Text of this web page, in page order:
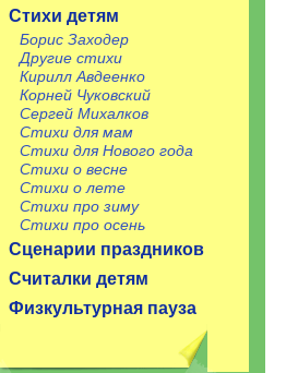
Стихи детям
Борис Заходер
Другие стихи
Кирилл Авдеенко
Корней Чуковский
Сергей Михалков
Стихи для мам
Стихи для Нового года
Стихи о весне
Стихи о лете
Стихи про зиму
Стихи про осень
Сценарии праздников
Считалки детям
Физкультурная пауза